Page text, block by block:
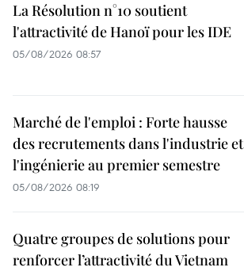
La Résolution n°10 soutient
l'attractivité de Hanoï pour les IDE
05/08/2026 08:57
Marché de l'emploi : Forte hausse
des recrutements dans l'industrie et
l'ingénierie au premier semestre
05/08/2026 08:19
Quatre groupes de solutions pour
renforcer l’attractivité du Vietnam